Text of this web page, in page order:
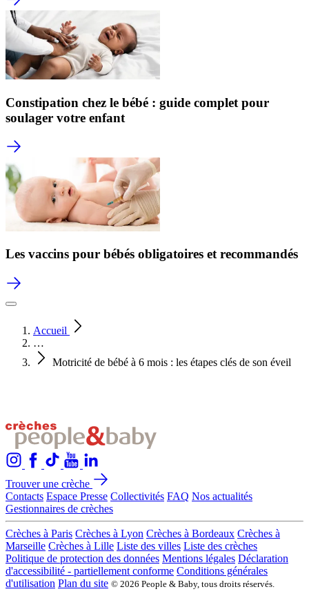
Constipation chez le bébé : guide complet pour
soulager votre enfant
Les vaccins pour bébés obligatoires et recommandés
Accueil
…
Motricité de bébé à 6 mois : les étapes clés de son éveil
Trouver une crèche
Contacts Espace Presse Collectivités FAQ Nos actualités
Gestionnaires de crèches
Crèches à Paris Crèches à Lyon Crèches à Bordeaux Crèches à
Marseille Crèches à Lille Liste des villes Liste des crèches
Politique de protection des données Mentions légales Déclaration
d'accessibilité - partiellement conforme Conditions générales
d'utilisation Plan du site © 2026 People & Baby, tous droits réservés.